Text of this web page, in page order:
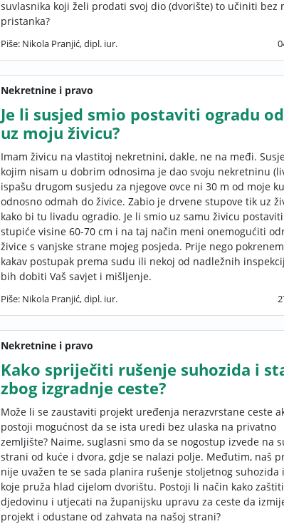
suvlasnika koji želi prodati svoj dio (dvorište) to učiniti bez
pristanka?
Piše: Nikola Pranjić, dipl. iur.
Nekretnine i pravo
Je li susjed smio postaviti ogradu
uz moju živicu?
Imam živicu na vlastitoj nekretnini, dakle, ne na međi.
kojim nisam u dobrim odnosima je dao svoju nekretninu
ispašu drugom susjedu za njegove ovce ni 30 m od moje
odnosno odmah do živice. Zabio je drvene stupove tik uz
kako bi tu livadu ogradio. Je li smio uz samu živicu
stupiće visine 60-70 cm i na taj način meni onemogućiti
živice s vanjske strane mojeg posjeda. Prije nego
kakav postupak prema sudu ili nekoj od nadležnih
bih dobiti Vaš savjet i mišljenje.
Piše: Nikola Pranjić, dipl. iur.
Nekretnine i pravo
Kako spriječiti rušenje suhozida i
zbog izgradnje ceste?
Može li se zaustaviti projekt uređenja nerazvrstane ceste
postoji mogućnost da se ista uredi bez ulaska na privatno
zemljište? Naime, suglasni smo da se nogostup izvede na
strani od kuće i dvora, gdje se nalazi polje. Međutim, naš
nije uvažen te se sada planira rušenje stoljetnog suhozida
koje pruža hlad cijelom dvorištu. Postoji li način kako
djedovinu i utjecati na županijsku upravu za ceste da
projekt i odustane od zahvata na našoj strani?